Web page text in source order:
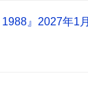
』2027年1